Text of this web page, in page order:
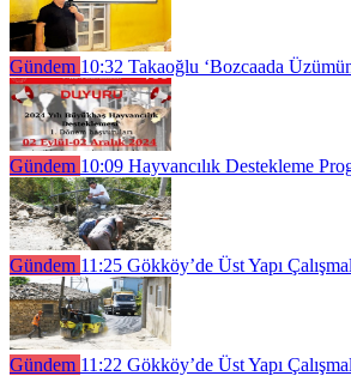
Gündem 10:32 Takaoğlu ‘Bozcaada
Gündem 10:09 Hayvancılık Destekleme
Gündem 11:25 Gökköy’de Üst Yapı
Gündem 11:22 Gökköy’de Üst Yapı